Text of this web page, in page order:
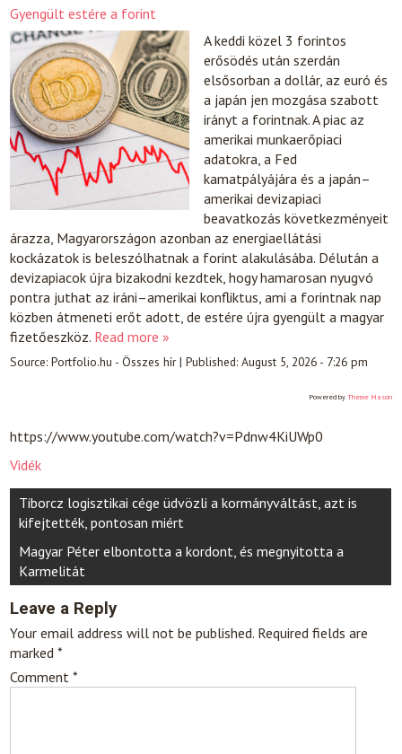
Gyengült estére a forint
A keddi közel 3 forintos
erősödés után szerdán
elsősorban a dollár, az euró és
a japán jen mozgása szabott
irányt a forintnak. A piac az
amerikai munkaerőpiaci
adatokra, a Fed
kamatpályájára és a japán–
amerikai devizapiaci
beavatkozás következményeit
árazza, Magyarországon azonban az energiaellátási
kockázatok is beleszólhatnak a forint alakulásába. Délután a
devizapiacok újra bizakodni kezdtek, hogy hamarosan nyugvó
pontra juthat az iráni–amerikai konfliktus, ami a forintnak nap
közben átmeneti erőt adott, de estére újra gyengült a magyar
fizetőeszköz. Read more »
Source:Portfolio.hu - Összes hír|Published:August 5, 2026 - 7:26 pm
Powered by Theme Mason
https://www.youtube.com/watch?v=Pdnw4KiUWp0
Vidék
Post
navigation
Tiborcz logisztikai cége üdvözli a kormányváltást, azt is
kifejtették, pontosan miért
Magyar Péter elbontotta a kordont, és megnyitotta a
Karmelitát
Leave a Reply
Your email address will not be published. Required fields are
marked*
Comment*